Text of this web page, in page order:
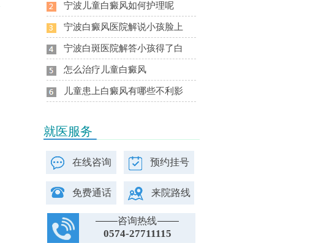
宁波儿童白癜风如何护理呢
宁波白癜风医院解说小孩脸上
宁波白斑医院解答小孩得了白
怎么治疗儿童白癜风
儿童患上白癜风有哪些不利影
就医服务
在线咨询 预约挂号
免费通话 来院路线
咨询热线
0574-27711115